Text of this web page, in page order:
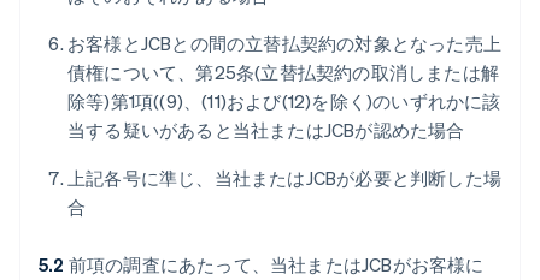
お客様とJCBとの間の立替払契約の対象となった売上
債権について、第25条(立替払契約の取消しまたは解
除等)第1項((9)、(11)および(12)を除く)のいずれかに該
当する疑いがあると当社またはJCBが認めた場合
上記各号に準じ、当社またはJCBが必要と判断した場
合
5.2 前項の調査にあたって、当社またはJCBがお客様に